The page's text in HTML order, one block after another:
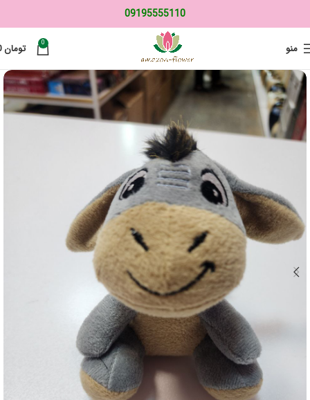
09195555110
منو 0 تومان0